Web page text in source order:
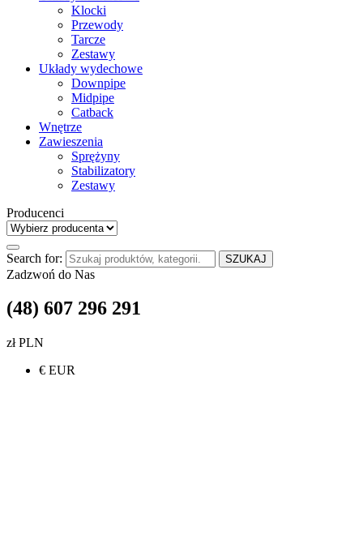
Klocki
Przewody
Tarcze
Zestawy
Układy wydechowe
Downpipe
Midpipe
Catback
Wnętrze
Zawieszenia
Sprężyny
Stabilizatory
Zestawy
Producenci
Search for: SZUKAJ
Zadzwoń do Nas
(48) 607 296 291
zł PLN
€ EUR